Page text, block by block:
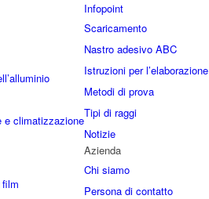
e climatizzazione
Infopoint
Scaricamento
Nastro adesivo ABC
Istruzioni per l’elaborazione
Metodi di prova
Tipi di raggi
Notizie
Azienda
Chi siamo
Persona di contatto